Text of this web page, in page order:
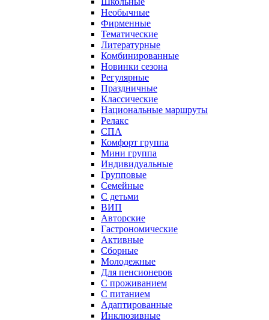
Необычные
Фирменные
Тематические
Литературные
Комбинированные
Новинки сезона
Регулярные
Праздничные
Классические
Национальные маршруты
Релакс
СПА
Комфорт группа
Мини группа
Индивидуальные
Групповые
Семейные
С детьми
ВИП
Авторские
Гастрономические
Активные
Сборные
Молодежные
Для пенсионеров
С проживанием
С питанием
Адаптированные
Инклюзивные